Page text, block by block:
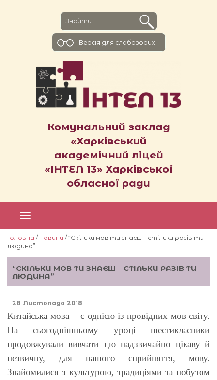
Комунальний заклад
«Харківський
академічний ліцей
«ІНТЕЛ 13» Харківської
обласної ради
Версiя для слабозорих
Головна / Новини / “Скільки мов ти знаєш – стільки разів ти
людина”
“СКІЛЬКИ МОВ ТИ ЗНАЄШ – СТІЛЬКИ РАЗІВ ТИ
ЛЮДИНА”
28 Листопада 2018
Китайська мова – є однією із провідних мов світу.
На сьогоднішньому уроці шестикласники
продовжували вивчати цю надзвичайно цікаву й
незвичну, для нашого сприйняття, мову.
Знайомилися з культурою, традиціями та побутом